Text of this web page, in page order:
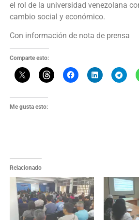
el rol de la universidad venezolana
cambio social y económico.
Con información de nota de prensa
Comparte esto:
Me gusta esto:
Relacionado